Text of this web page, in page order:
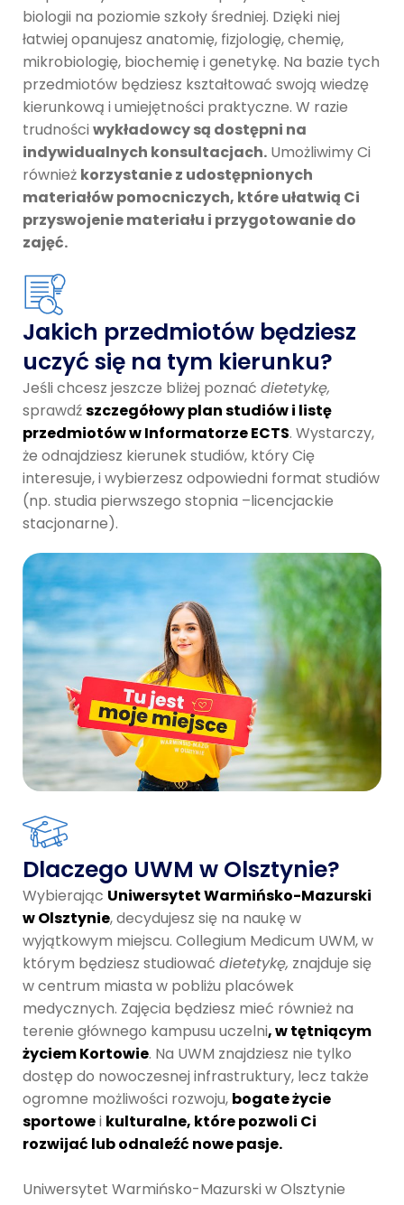
biologii na poziomie szkoły średniej. Dzięki niej
łatwiej opanujesz anatomię, fizjologię, chemię,
mikrobiologię, biochemię i genetykę. Na bazie tych
przedmiotów będziesz kształtować swoją wiedzę
kierunkową i umiejętności praktyczne. W razie
trudności wykładowcy są dostępni na
indywidualnych konsultacjach. Umożliwimy Ci
również korzystanie z udostępnionych
materiałów pomocniczych, które ułatwią Ci
przyswojenie materiału i przygotowanie do
zajęć.
Jakich przedmiotów będziesz
uczyć się na tym kierunku?
Jeśli chcesz jeszcze bliżej poznać dietetykę,
sprawdźszczegółowy plan studiów i listę
przedmiotów w Informatorze ECTS. Wystarczy,
że odnajdziesz kierunek studiów, który Cię
interesuje, i wybierzesz odpowiedni format studiów
(np. studia pierwszego stopnia –licencjackie
stacjonarne).
Dlaczego UWM w Olsztynie?
Wybierając Uniwersytet Warmińsko-Mazurski
w Olsztynie, decydujesz się na naukę w
wyjątkowym miejscu. Collegium Medicum UWM, w
którym będziesz studiować dietetykę, znajduje się
w centrum miasta w pobliżu placówek
medycznych. Zajęcia będziesz mieć również na
terenie głównego kampusu uczelni, w tętniącym
życiem Kortowie. Na UWM znajdziesz nie tylko
dostęp do nowoczesnej infrastruktury, lecz także
ogromne możliwości rozwoju, bogate życie
sportowei kulturalne, które pozwoli Ci
rozwijać lub odnaleźć nowe pasje.
Uniwersytet Warmińsko-Mazurski w Olsztynie